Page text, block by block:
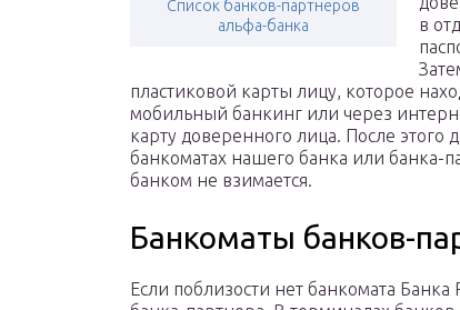
Список банков-партнеров
альфа-банка
в
пластиковой карты лицу, которое
мобильный банкинг или через
карту доверенного лица. После этого
банкоматах нашего банка или банка-
банком не взимается.
Банкоматы банков-
Если поблизости нет банкомата Банка